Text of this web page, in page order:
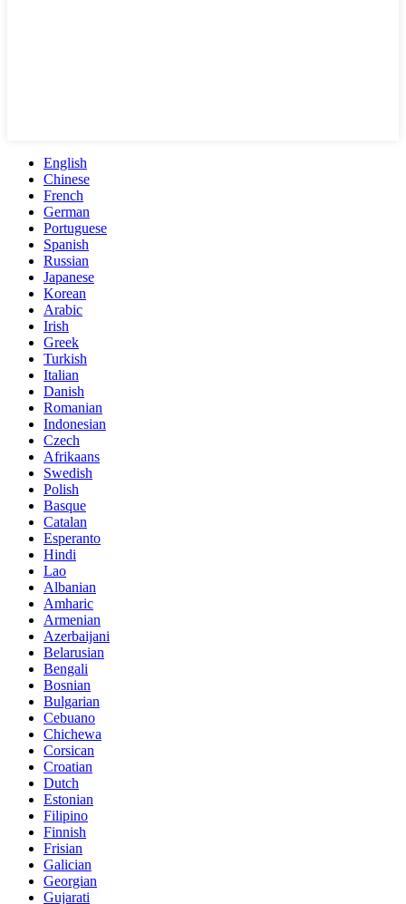
English
Chinese
French
German
Portuguese
Spanish
Russian
Japanese
Korean
Arabic
Irish
Greek
Turkish
Italian
Danish
Romanian
Indonesian
Czech
Afrikaans
Swedish
Polish
Basque
Catalan
Esperanto
Hindi
Lao
Albanian
Amharic
Armenian
Azerbaijani
Belarusian
Bengali
Bosnian
Bulgarian
Cebuano
Chichewa
Corsican
Croatian
Dutch
Estonian
Filipino
Finnish
Frisian
Galician
Georgian
Gujarati